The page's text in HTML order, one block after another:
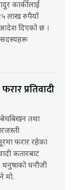
कार्कीलाई
लाख रुपैयाँ
आदेश दिएको छ ।
प्रतिवादी
बेचबिखन तथा
फरार रहेका
कतारबाट
धनुषाको धनौजी
मो.